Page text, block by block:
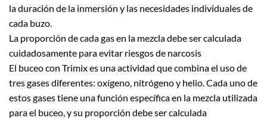
la duración de la inmersión y las necesidades individuales de
cada buzo.
La proporción de cada gas en la mezcla debe ser calculada
cuidadosamente para evitar riesgos de narcosis
El buceo con Trimix es una actividad que combina el uso de
tres gases diferentes: oxígeno, nitrógeno y helio. Cada uno de
estos gases tiene una función específica en la mezcla utilizada
para el buceo, y su proporción debe ser calculada